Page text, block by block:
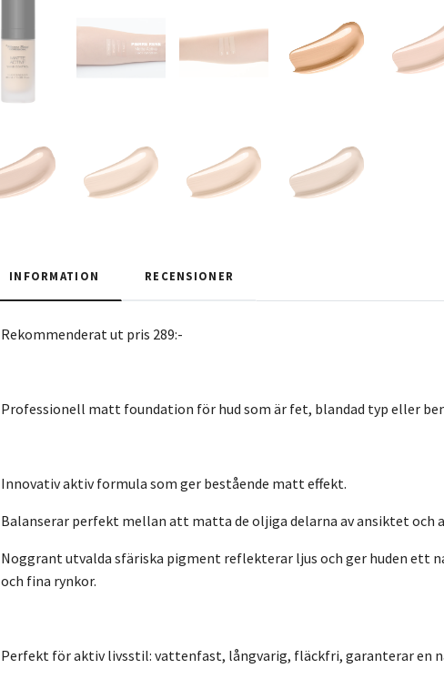
INFORMATION RECENSIONER
Rekommenderat ut pris 289:-
Professionell matt foundation för hud som är fet, blandad typ eller
Innovativ aktiv formula som ger bestående matt effekt.
Balanserar perfekt mellan att matta de oljiga delarna av ansiktet
Noggrant utvalda sfäriska pigment reflekterar ljus och ger huden
och fina rynkor.
Perfekt för aktiv livsstil: vattenfast, långvarig, fläckfri, garanterar en